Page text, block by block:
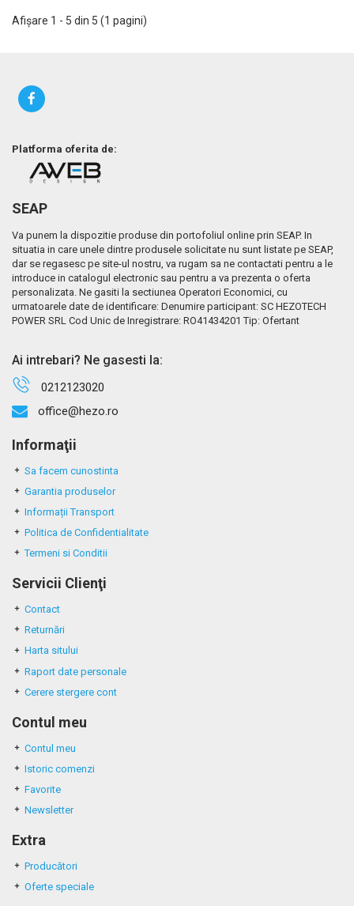
Afişare 1 - 5 din 5 (1 pagini)
Platforma oferita de:
SEAP
Va punem la dispozitie produse din portofoliul online prin SEAP. In
situatia in care unele dintre produsele solicitate nu sunt listate pe SEAP,
dar se regasesc pe site-ul nostru, va rugam sa ne contactati pentru a le
introduce in catalogul electronic sau pentru a va prezenta o oferta
personalizata. Ne gasiti la sectiunea Operatori Economici, cu
urmatoarele date de identificare: Denumire participant: SC HEZOTECH
POWER SRL Cod Unic de Inregistrare: RO41434201 Tip: Ofertant
Ai intrebari? Ne gasesti la:
0212123020
office@hezo.ro
Informaţii
Sa facem cunostinta
Garantia produselor
Informații Transport
Politica de Confidentialitate
Termeni si Conditii
Servicii Clienţi
Contact
Returnări
Harta sitului
Raport date personale
Cerere stergere cont
Contul meu
Contul meu
Istoric comenzi
Favorite
Newsletter
Extra
Producători
Oferte speciale